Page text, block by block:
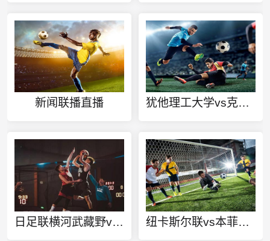
新闻联播直播 犹他理工大学vs克瑞顿大学直播
日足联横河武藏野vs冲绳SV直播 纽卡斯尔联vs本菲卡直播